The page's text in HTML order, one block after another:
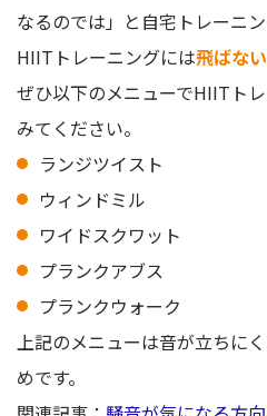
なるのでは」と自宅トレーニ
HIITトレーニングには飛ばな
ぜひ以下のメニューでHIITト
みてください。
ランジツイスト
ウィンドミル
ワイドスクワット
プランクアブス
プランクウォーク
上記のメニューは音が立ちに
めです。